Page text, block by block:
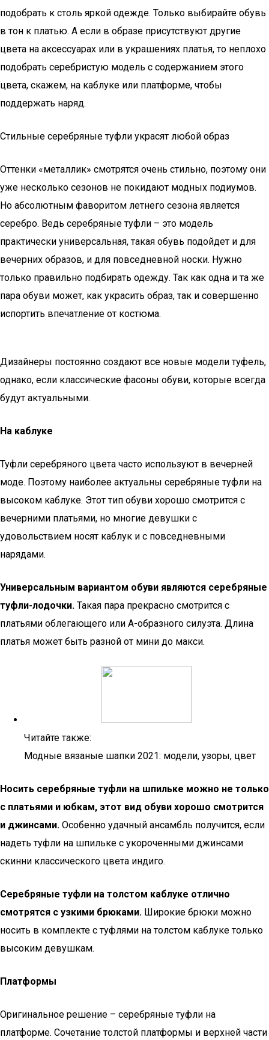
подобрать к столь яркой одежде. Только выбирайте обувь
в тон к платью. А если в образе присутствуют другие
цвета на аксессуарах или в украшениях платья, то неплохо
подобрать серебристую модель с содержанием этого
цвета, скажем, на каблуке или платформе, чтобы
поддержать наряд.
Стильные серебряные туфли украсят любой образ
Оттенки «металлик» смотрятся очень стильно, поэтому они
уже несколько сезонов не покидают модных подиумов.
Но абсолютным фаворитом летнего сезона является
серебро. Ведь серебряные туфли – это модель
практически универсальная, такая обувь подойдет и для
вечерних образов, и для повседневной носки. Нужно
только правильно подбирать одежду. Так как одна и та же
пара обуви может, как украсить образ, так и совершенно
испортить впечатление от костюма.
Дизайнеры постоянно создают все новые модели туфель,
однако, если классические фасоны обуви, которые всегда
будут актуальными.
На каблуке
Туфли серебряного цвета часто используют в вечерней
моде. Поэтому наиболее актуальны серебряные туфли на
высоком каблуке. Этот тип обуви хорошо смотрится с
вечерними платьями, но многие девушки с
удовольствием носят каблук и с повседневными
нарядами.
Универсальным вариантом обуви являются серебряные
туфли-лодочки. Такая пара прекрасно смотрится с
платьями облегающего или А-образного силуэта. Длина
платья может быть разной от мини до макси.
Читайте также:
Модные вязаные шапки 2021: модели, узоры, цвет
Носить серебряные туфли на шпильке можно не только
с платьями и юбкам, этот вид обуви хорошо смотрится
и джинсами. Особенно удачный ансамбль получится, если
надеть туфли на шпильке с укороченными джинсами
скинни классического цвета индиго.
Серебряные туфли на толстом каблуке отлично
смотрятся с узкими брюками. Широкие брюки можно
носить в комплекте с туфлями на толстом каблуке только
высоким девушкам.
Платформы
Оригинальное решение – серебряные туфли на
платформе. Сочетание толстой платформы и верхней части